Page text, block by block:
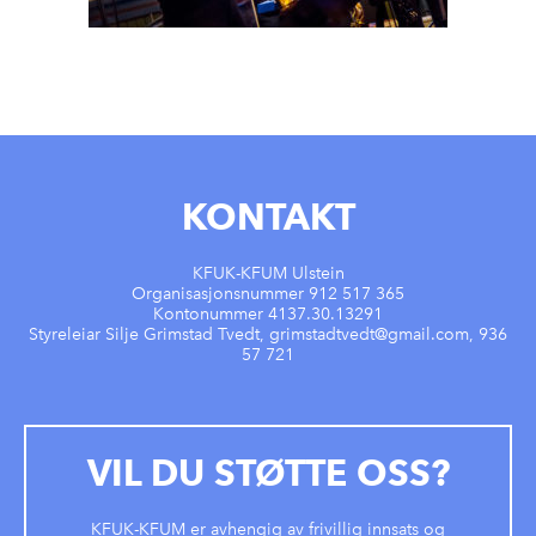
KONTAKT
KFUK-KFUM Ulstein
Organisasjonsnummer 912 517 365
Kontonummer 4137.30.13291
Styreleiar Silje Grimstad Tvedt, grimstadtvedt@gmail.com, 936
57 721
VIL DU STØTTE OSS?
KFUK-KFUM er avhengig av frivillig innsats og